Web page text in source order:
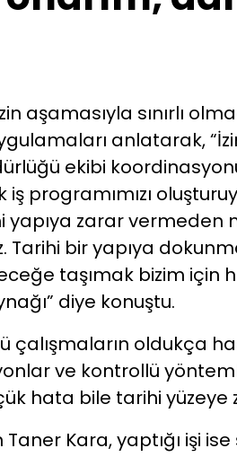
aşamasıyla sınırlı
anlatarak,
ekibi
iş programımızı
yapıya zarar vermeden
Tarihi bir yapıya
taşımak bizim için
diye konuştu.
çalışmaların oldukça
ve kontrollü
hata bile tarihi
Kara, yaptığı işi